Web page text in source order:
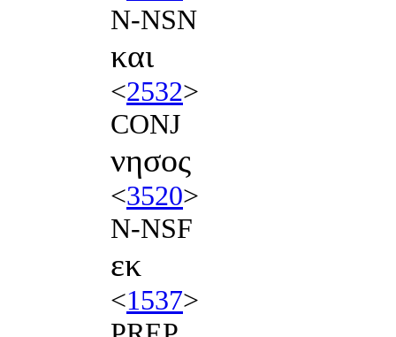
N-NSN
και
<2532>
CONJ
νησος
<3520>
N-NSF
εκ
<1537>